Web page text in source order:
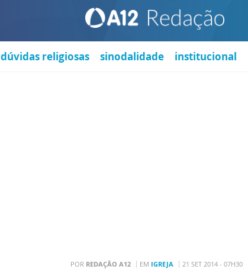
dúvidas religiosas sinodalidade institucional
POR REDAÇÃO A12 EM IGREJA 21 SET 2014 - 07H30